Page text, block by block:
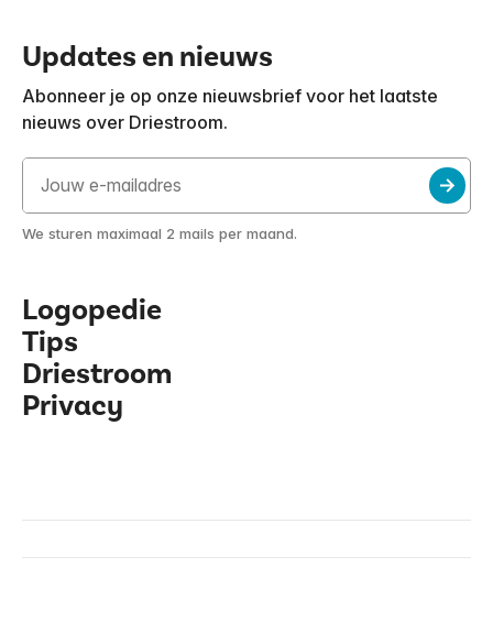
Updates en nieuws
Abonneer je op onze nieuwsbrief voor het laatste
nieuws over Driestroom.
We sturen maximaal 2 mails per maand.
Logopedie
Tips
Driestroom
Privacy